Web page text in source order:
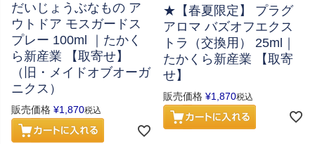
だいじょうぶなもの ア
ウトドア モスガードス
プレー 100ml ｜たかく
ら新産業 【取寄せ】
（旧・メイドオブオーガ
ニクス）
販売価格 ¥1,870税込
★【春夏限定】 プラグ
アロマ バズオフエクス
トラ（交換用） 25ml｜
たかくら新産業 【取寄
せ】
販売価格 ¥1,870税込